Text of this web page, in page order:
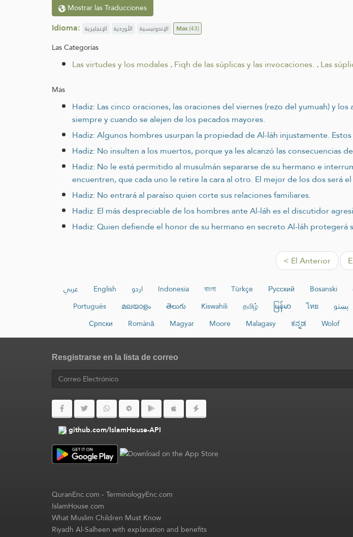
Mostrar las Traducciones
Idioma: الإنجليزية الأوردية الإندونيسية Más(43)
Las Categorías
Las virtudes y los modales.Fiqh de las súplicas y las invocaciones. .Las
Más
Hadiz: Las cinco oraciones, las oraciones del viernes (rezo del yumuah) y
siempre y cuando se alejen de los pecados mayores.
Hadiz: Algunos hombres usurpan la propiedad de Al-láh injustamente.
Hadiz: No insulten a los muertos, porque ya les alcanzó las consecuencias
Hadiz: No le está permitido al musulmán separarse de su hermano e
encuentren, que cada uno le retire la cara al otro. El mejor de los dos será
Hadiz: No entrará al paraíso quien corte sus relaciones familiares.
Hadiz: El más despreciable de los hombres ante Al-láh es el discutidor
Hadiz: Quien defiende el honor de su hermano en secreto Al-láh
< El Anterior
عربي English اردو Indonesia বাংলা Türkçe Русский Bosanski
Português
മലയാളം తెలుగు Kiswahili தமிழ் မြန်မာ ไทย پښتو
Српски
Română Magyar Moore Malagasy ಕನ್ನಡ Wolof
Resgistrarse en la lista de correo
github.com/IslamHouse-API
QuranEnc.com-TerminologyEnc.com
IslamHouse.com
What Muslim Children Must Know
Riyadh Al-Salheen with explanation and benefits